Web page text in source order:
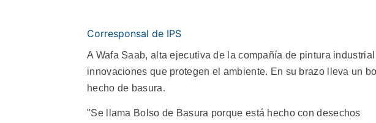
Corresponsal de IPS
A Wafa Saab, alta ejecutiva de la compañía de pintura
innovaciones que protegen el ambiente. En su brazo lleva un
hecho de basura.
"Se llama Bolso de Basura porque está hecho con desechos